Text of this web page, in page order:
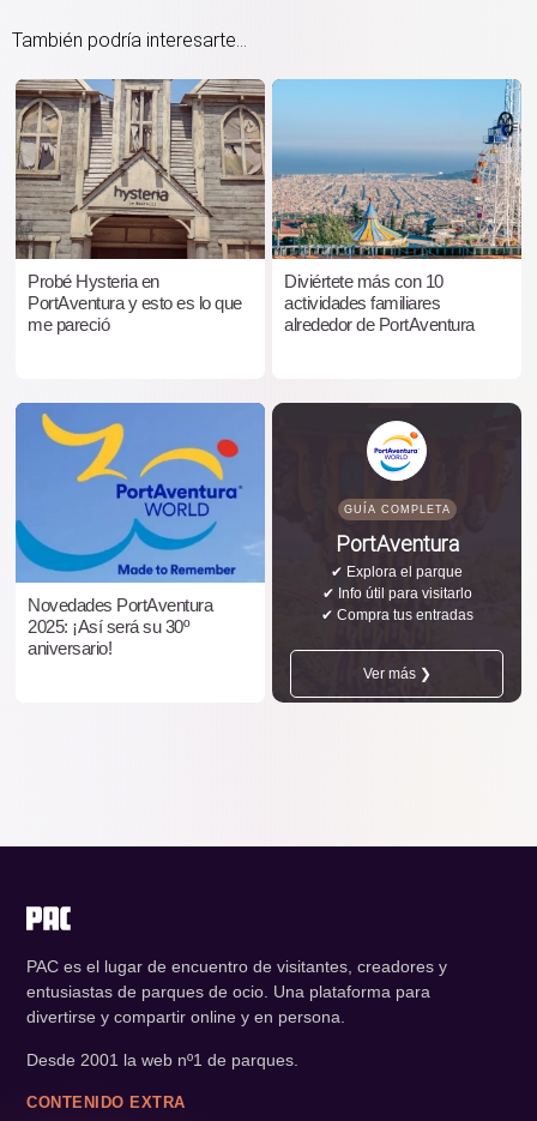
También podría interesarte...
Probé Hysteria en
PortAventura y esto es lo que
me pareció
Diviértete más con 10
actividades familiares
alrededor de PortAventura
Novedades PortAventura
2025: ¡Así será su 30º
aniversario!
GUÍA COMPLETA
PortAventura
✔ Explora el parque
✔ Info útil para visitarlo
✔ Compra tus entradas
Ver más ❯
PAC es el lugar de encuentro de visitantes, creadores y
entusiastas de parques de ocio. Una plataforma para
divertirse y compartir online y en persona.
Desde 2001 la web nº1 de parques.
CONTENIDO EXTRA